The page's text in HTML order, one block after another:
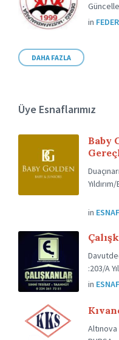
in
DAHA FAZLA
Üye Esnaflarımız
Baby
in
:203/A
in